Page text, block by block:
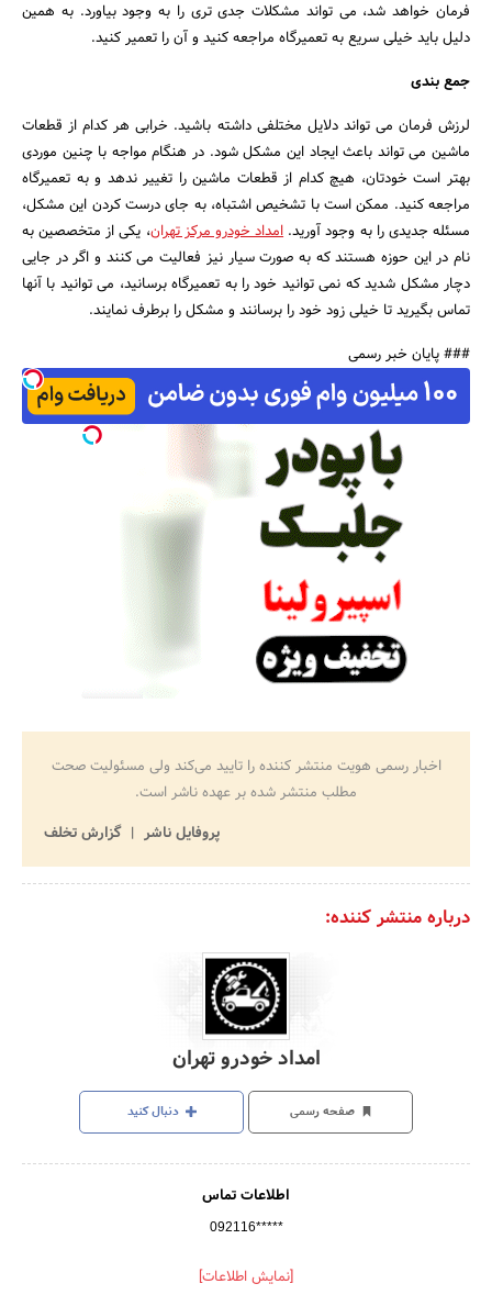
فرمان خواهد شد، می تواند مشکلات جدی تری را به وجود بیاورد. به همین
دلیل باید خیلی سریع به تعمیرگاه مراجعه کنید و آن را تعمیر کنید.
جمع بندی
لرزش فرمان می تواند دلایل مختلفی داشته باشید. خرابی هر کدام از قطعات
ماشین می تواند باعث ایجاد این مشکل شود. در هنگام مواجه با چنین موردی
بهتر است خودتان، هیچ کدام از قطعات ماشین را تغییر ندهد و به تعمیرگاه
مراجعه کنید. ممکن است با تشخیص اشتباه، به جای درست کردن این مشکل،
مسئله جدیدی را به وجود آورید. امداد خودرو مرکز تهران، یکی از متخصصین به
نام در این حوزه هستند که به صورت سیار نیز فعالیت می کنند و اگر در جایی
دچار مشکل شدید که نمی توانید خود را به تعمیرگاه برسانید، می توانید با آنها
تماس بگیرید تا خیلی زود خود را برسانند و مشکل را برطرف نمایند.
### پایان خبر رسمی
اخبار رسمی هویت منتشر کننده را تایید می‌کند ولی مسئولیت صحت
مطلب منتشر شده بر عهده ناشر است.
پروفایل ناشر
گزارش تخلف
درباره منتشر کننده:
امداد خودرو تهران
صفحه رسمی دنبال کنید
اطلاعات تماس
092116*****
[نمایش اطلاعات]